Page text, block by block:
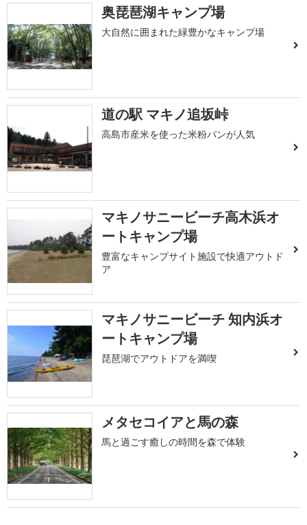
奥琵琶湖キャンプ場
大自然に囲まれた緑豊かなキャンプ場
道の駅 マキノ追坂峠
高島市産米を使った米粉パンが人気
マキノサニービーチ高木浜オ
ートキャンプ場
豊富なキャンプサイト施設で快適アウトド
ア
マキノサニービーチ 知内浜オ
ートキャンプ場
琵琶湖でアウトドアを満喫
メタセコイアと馬の森
馬と過ごす癒しの時間を森で体験